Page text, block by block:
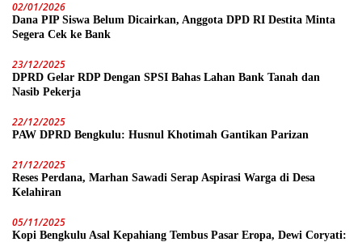
02/01/2026
Dana PIP Siswa Belum Dicairkan, Anggota DPD RI Destita Minta
Segera Cek ke Bank
23/12/2025
DPRD Gelar RDP Dengan SPSI Bahas Lahan Bank Tanah dan
Nasib Pekerja
22/12/2025
PAW DPRD Bengkulu: Husnul Khotimah Gantikan Parizan
21/12/2025
Reses Perdana, Marhan Sawadi Serap Aspirasi Warga di Desa
Kelahiran
05/11/2025
Kopi Bengkulu Asal Kepahiang Tembus Pasar Eropa, Dewi Coryati: